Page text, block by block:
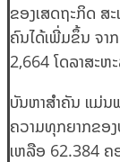
ຂອງເສດຖະກິດ ສ
ຄົນໄດ້ເພີ່ມຂຶ້ນ ຈາ
2,664 ໂດລາສະຫ
ບັນຫາສໍາຄັນ ແມ່ນ
ຄວາມທຸກຍາກຂອ
ເຫລືອ 62.384 ຄ